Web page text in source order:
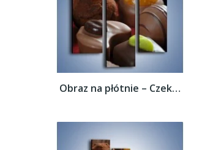
Obraz na płótnie – Czekoladowe praliny z...